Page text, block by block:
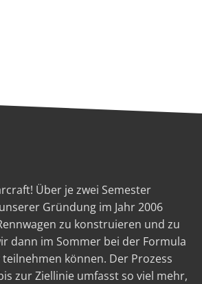
Über je zwei Semester
Gründung im Jahr 2006
zu konstruieren und zu
dann im Sommer bei der Formula
können. Der Prozess
zur Ziellinie umfasst so viel mehr,